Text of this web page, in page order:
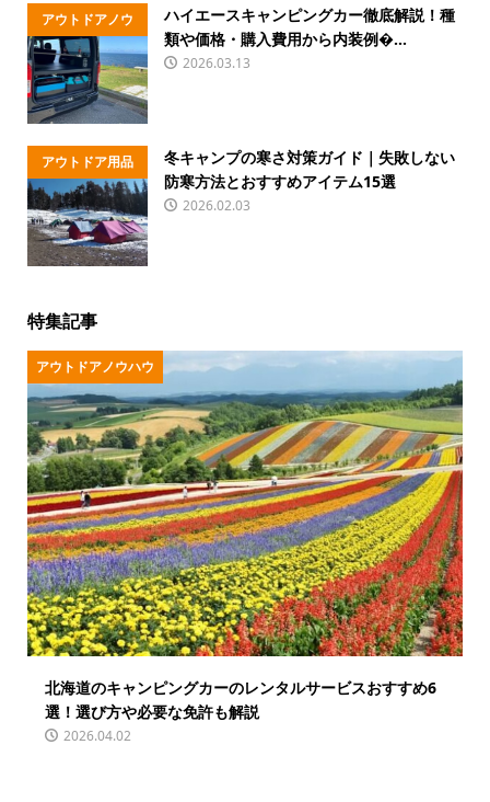
アウトドアノウ
ハウ
ハイエースキャンピングカー徹底解説！種
類や価格・購入費用から内装例�...
2026.03.13
アウトドア用品
冬キャンプの寒さ対策ガイド｜失敗しない
防寒方法とおすすめアイテム15選
2026.02.03
特集記事
アウトドアノウハウ
北海道のキャンピングカーのレンタルサービスおすすめ6
選！選び方や必要な免許も解説
2026.04.02